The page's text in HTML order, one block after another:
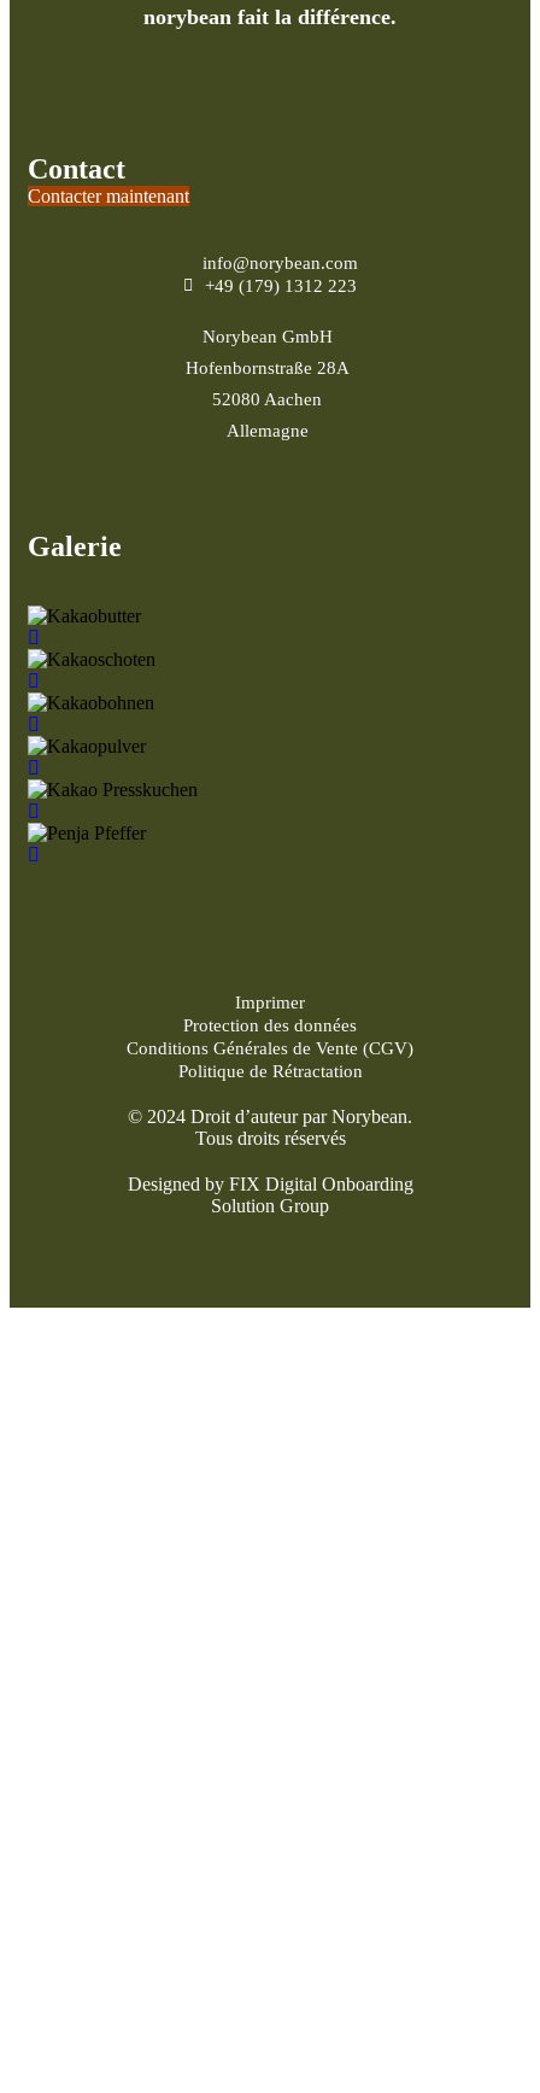
norybean fait la différence.
Contact
Contacter maintenant
info@norybean.com
+49 (179) 1312 223
Norybean GmbH
Hofenbornstraße 28A
52080 Aachen
Allemagne
Galerie
Imprimer
Protection des données
Conditions Générales de Vente (CGV)
Politique de Rétractation
© 2024 Droit d’auteur par Norybean.
Tous droits réservés
Designed by FIX Digital Onboarding
Solution Group